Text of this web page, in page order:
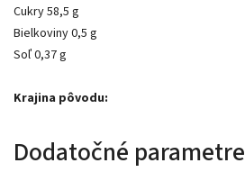
Cukry 58,5 g
Bielkoviny 0,5 g
Soľ 0,37 g
Krajina pôvodu:
Dodatočné parametre